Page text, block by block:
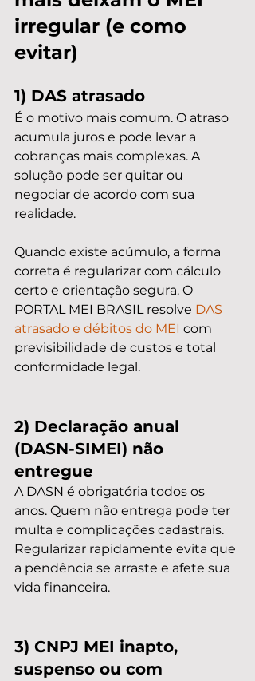
irregular (e como
evitar)
1) DAS atrasado
É o motivo mais comum. O atraso
acumula juros e pode levar a
cobranças mais complexas. A
solução pode ser quitar ou
negociar de acordo com sua
realidade.
Quando existe acúmulo, a forma
correta é regularizar com cálculo
certo e orientação segura. O
PORTAL MEI BRASIL resolve DAS
atrasado e débitos do MEI com
previsibilidade de custos e total
conformidade legal.
2) Declaração anual
(DASN-SIMEI) não
entregue
A DASN é obrigatória todos os
anos. Quem não entrega pode ter
multa e complicações cadastrais.
Regularizar rapidamente evita que
a pendência se arraste e afete sua
vida financeira.
3) CNPJ MEI inapto,
suspenso ou com